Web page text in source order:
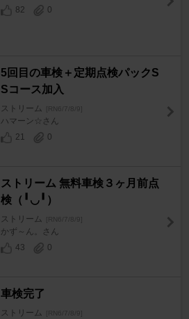
82
0
5回目の車検＋定期点検パックS
Sコース加入
ストリーム [RN6/7/8/9]
ハマーン☆さん
21
0
ストリーム 無料車検３ヶ月前点
検（╹◡╹）
ストリーム [RN6/7/8/9]
かず～ん。さん
43
0
車検完了
ストリーム [RN6/7/8/9]